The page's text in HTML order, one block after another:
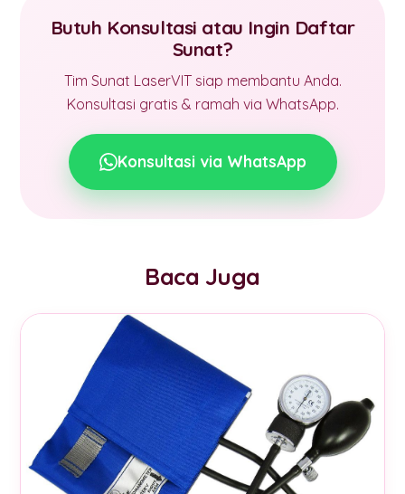
Butuh Konsultasi atau Ingin Daftar
Sunat?
Tim Sunat LaserVIT siap membantu Anda.
Konsultasi gratis & ramah via WhatsApp.
Konsultasi via WhatsApp
Baca Juga